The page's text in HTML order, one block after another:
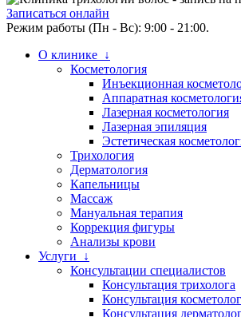
Записаться онлайн
Режим работы (Пн - Вс): 9:00 - 21:00.
О клинике ↓
Косметология
Инъекционная
Аппаратная
Лазерная косметология
Лазерная эпиляция
Эстетическая
Трихология
Дерматология
Капельницы
Массаж
Мануальная терапия
Коррекция фигуры
Анализы крови
Услуги ↓
Консультации специалистов
Консультация трихолога
Консультация
Консультация